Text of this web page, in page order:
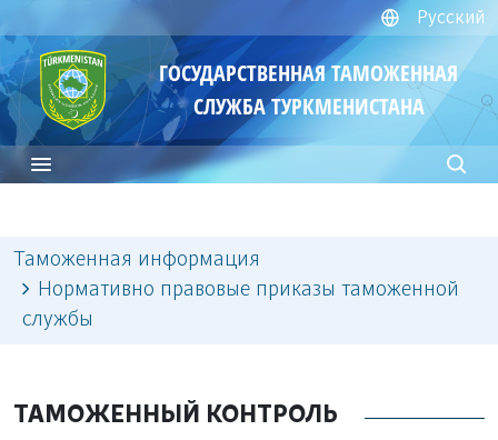
Русский
ГОСУДАРСТВЕННАЯ ТАМОЖЕННАЯ
СЛУЖБА ТУРКМЕНИСТАНА
Таможенная информация
Нормативно правовые приказы таможенной
службы
ТАМОЖЕННЫЙ КОНТРОЛЬ